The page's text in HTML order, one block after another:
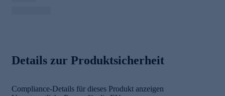
Details zur Produktsicherheit
Compliance-Details für dieses Produkt anzeigen